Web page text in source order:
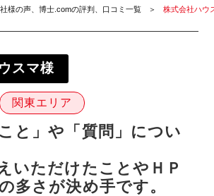
様の声、博士.comの評判、口コミ一覧 株式会社ハウ
スマ様
関東エリア
と」や「質問」につい
いただけたことやＨＰ
多さが決め手です。